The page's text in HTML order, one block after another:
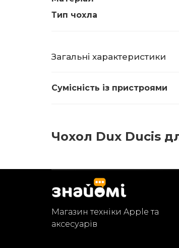
Тип чохла
Загальні характеристики
Сумісність із пристроями
Чохол Dux Ducis
Магазин техніки Apple та
аксесуарів